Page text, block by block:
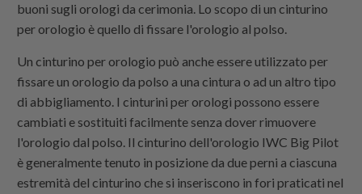
buoni sugli orologi da cerimonia. Lo scopo di un cinturino
per orologio è quello di fissare l'orologio al polso.
Un cinturino per orologio può anche essere utilizzato per
fissare un orologio da polso a una cintura o ad un altro tipo
di abbigliamento. I cinturini per orologi possono essere
cambiati e sostituiti facilmente senza dover rimuovere
l'orologio dal polso. Il cinturino dell'orologio IWC Big Pilot
è generalmente tenuto in posizione da due perni a ciascuna
estremità del cinturino che si inseriscono in fori praticati nel